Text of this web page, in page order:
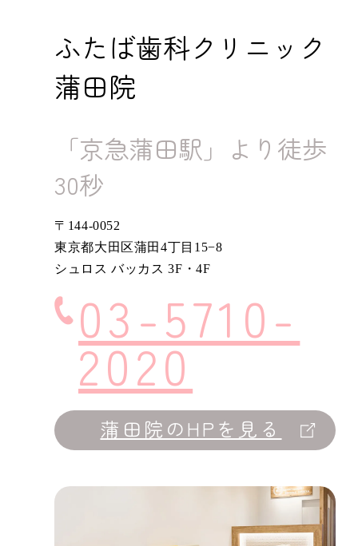
ふたば歯科クリニック
蒲田院
「京急蒲田駅」より徒歩
30秒
〒144-0052
東京都大田区蒲田4丁目15−8
シュロス バッカス 3F・4F
03-5710-
2020
蒲田院のHPを見る